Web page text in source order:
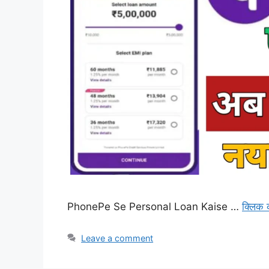
PhonePe Se Personal Loan Kaise …क्लिक
Leave a comment